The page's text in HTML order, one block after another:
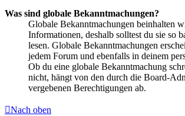
Was sind globale Bekanntmachungen?
Globale Bekanntmachungen beinhalten
Informationen, deshalb solltest du sie so
lesen. Globale Bekanntmachungen
jedem Forum und ebenfalls in deinem
Ob du eine globale Bekanntmachung
nicht, hängt von den durch die Board-
vergebenen Berechtigungen ab.
Nach oben